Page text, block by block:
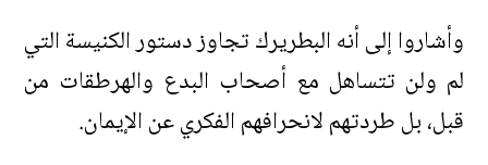
وأشاروا إلى أنه البطريرك تجاوز دستور الكنيسة التي
لم ولن تتساهل مع أصحاب البدع والهرطقات من
قبل، بل طردتهم لانحرافهم الفكري عن الإيمان.